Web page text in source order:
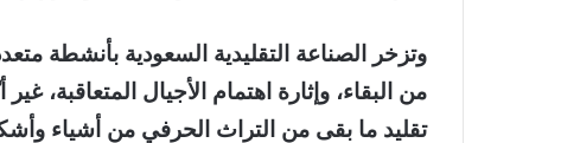
وتزخر الصناعة التقليدية السعودية بأنشطة
من البقاء، وإثارة اهتمام الأجيال المتعاقبة،
تقليد ما بقى من التراث الحرفي من أشياء